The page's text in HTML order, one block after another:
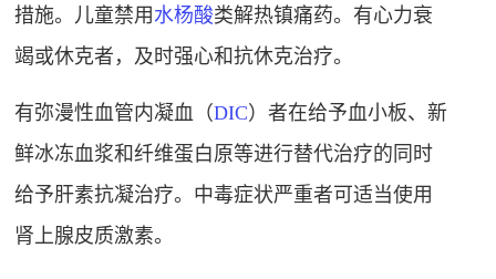
措施。儿童禁用 水杨酸类解热镇痛药。有心力衰
竭或休克者，及时强心和抗休克治疗。
有弥漫性血管内凝血（DIC）者在给予血小板、新
鲜冰冻血浆和纤维蛋白原等进行替代治疗的同时
给予肝素抗凝治疗。中毒症状严重者可适当使用
肾上腺皮质激素。